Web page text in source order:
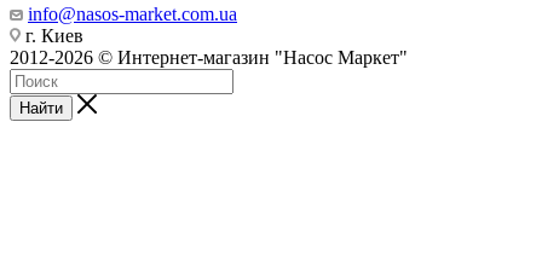
info@nasos-market.com.ua
г. Киев
2012-2026 © Интернет-магазин "Насос Маркет"
Найти